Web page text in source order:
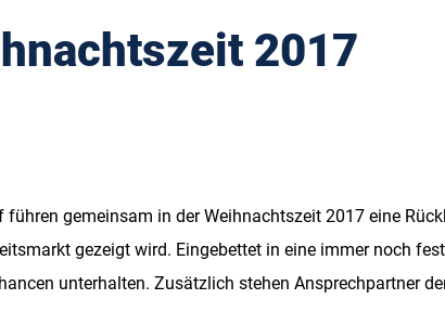
2017
gemeinsam in der Weihnachtszeit 2017 eine
gezeigt wird. Eingebettet in eine immer noch
unterhalten. Zusätzlich stehen Ansprechpartner